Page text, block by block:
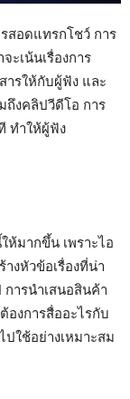
สอดแทรกโชว์ การ
ะเน้นเรื่องการ
ารให้กับผู้ฟัง และ
ถึงคลิปวีดีโอ การ
ทำให้ผู้ฟัง
ห้มากขึ้น เพราะไอ
งหัวข้อเรื่องที่น่า
ารนำเสนอสินค้า
องการสื่ออะไรกับ
ใช้อย่างเหมาะสม